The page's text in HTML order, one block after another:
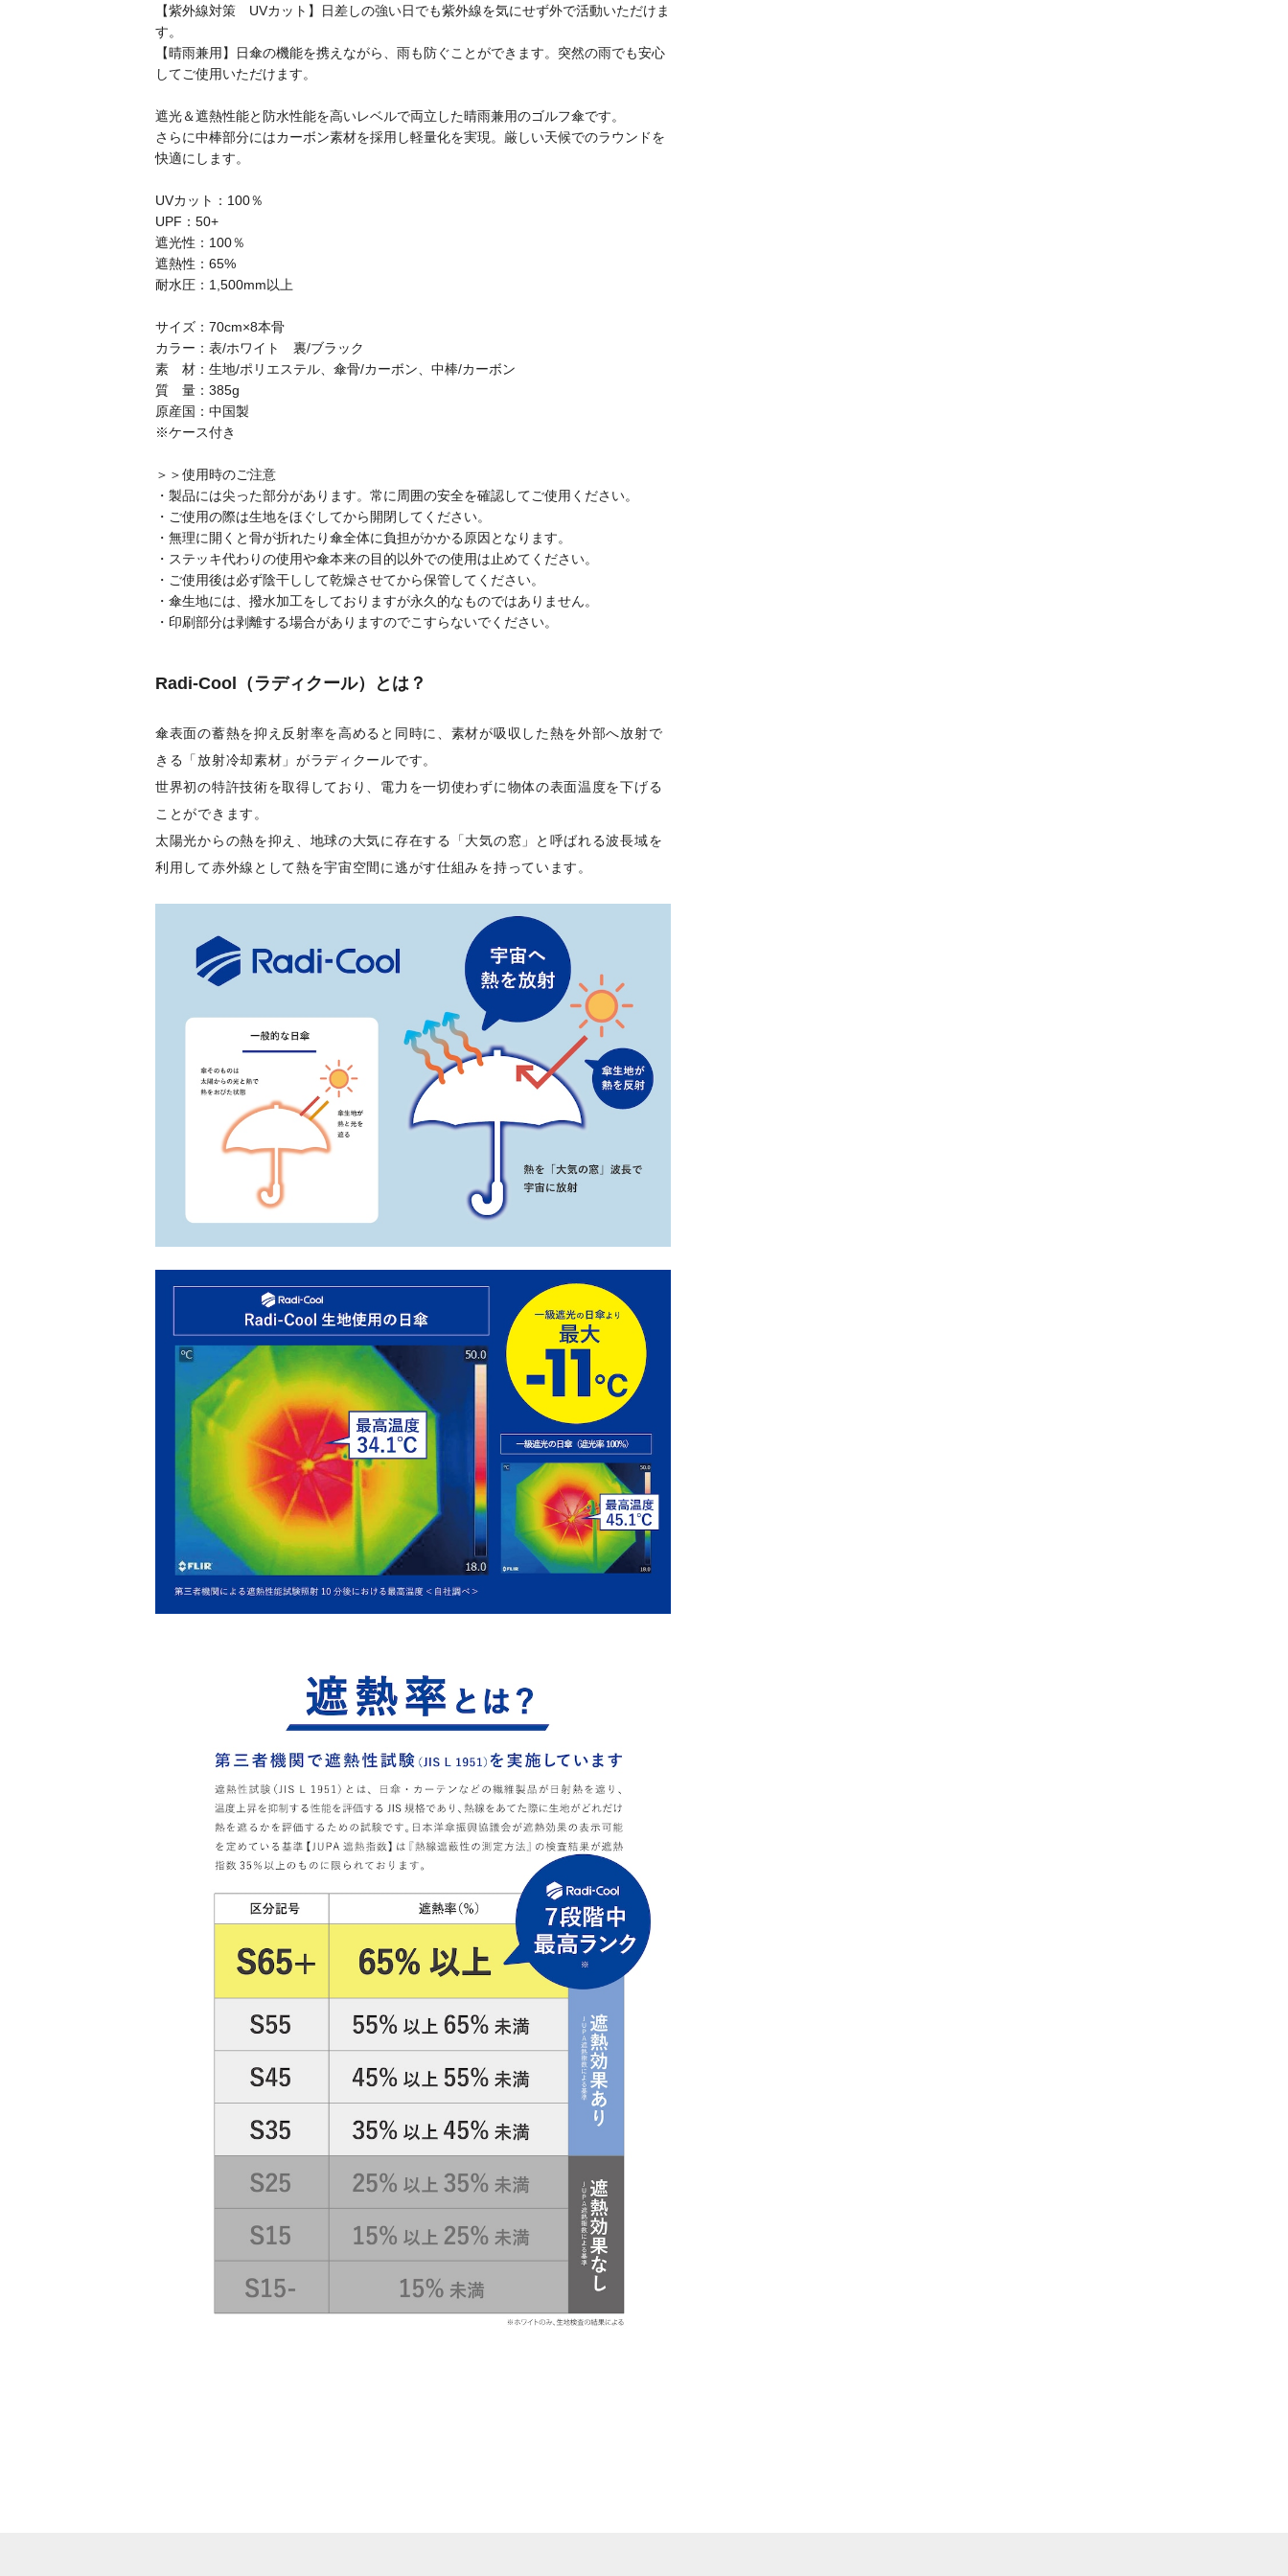
【紫外線対策 UVカット】日差しの強い日でも紫外線を気にせず外で活動いただけま
す。
【晴雨兼用】日傘の機能を携えながら、雨も防ぐことができます。突然の雨でも安心
してご使用いただけます。
遮光＆遮熱性能と防水性能を高いレベルで両立した晴雨兼用のゴルフ傘です。
さらに中棒部分にはカーボン素材を採用し軽量化を実現。厳しい天候でのラウンドを
快適にします。
UVカット：100％
UPF：50+
遮光性：100％
遮熱性：65%
耐水圧：1,500mm以上
サイズ：70cm×8本骨
カラー：表/ホワイト 裏/ブラック
素 材：生地/ポリエステル、傘骨/カーボン、中棒/カーボン
質 量：385g
原産国：中国製
※ケース付き
＞＞使用時のご注意
・製品には尖った部分があります。常に周囲の安全を確認してご使用ください。
・ご使用の際は生地をほぐしてから開閉してください。
・無理に開くと骨が折れたり傘全体に負担がかかる原因となります。
・ステッキ代わりの使用や傘本来の目的以外での使用は止めてください。
・ご使用後は必ず陰干しして乾燥させてから保管してください。
・傘生地には、撥水加工をしておりますが永久的なものではありません。
・印刷部分は剥離する場合がありますのでこすらないでください。
Radi-Cool（ラディクール）とは？
傘表面の蓄熱を抑え反射率を高めると同時に、素材が吸収した熱を外部へ放射で
きる「放射冷却素材」がラディクールです。
世界初の特許技術を取得しており、電力を一切使わずに物体の表面温度を下げる
ことができます。
太陽光からの熱を抑え、地球の大気に存在する「大気の窓」と呼ばれる波長域を
利用して赤外線として熱を宇宙空間に逃がす仕組みを持っています。